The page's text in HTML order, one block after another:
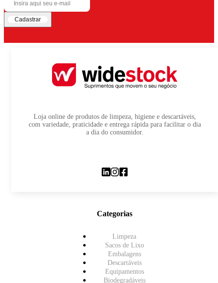
Cadastrar
Loja online de produtos de limpeza, higiene e descartáveis,
com variedade, praticidade e entrega rápida para facilitar o dia
a dia do consumidor.
Categorias
Limpeza
Sacos de Lixo
Embalagens
Descartáveis
Equipamentos
Biodegradáveis